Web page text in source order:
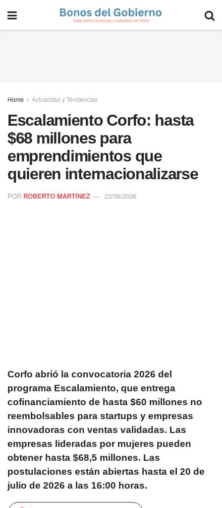
Home Actualidad y Tendencias
Escalamiento Corfo: hasta
$68 millones para
emprendimientos que
quieren internacionalizarse
POR ROBERTO MARTINEZ 23/06/2026
Corfo abrió la convocatoria 2026 del
programa Escalamiento, que entrega
cofinanciamiento de hasta $60 millones no
reembolsables para startups y empresas
innovadoras con ventas validadas. Las
empresas lideradas por mujeres pueden
obtener hasta $68,5 millones. Las
postulaciones están abiertas hasta el 20 de
julio de 2026 a las 16:00 horas.